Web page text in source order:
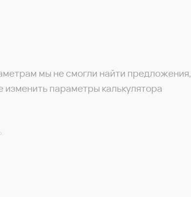
мы не смогли найти предложения,
изменить параметры калькулятора